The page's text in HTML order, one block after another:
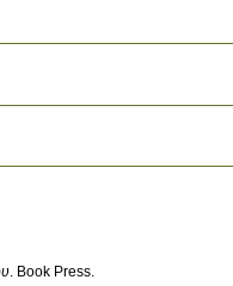
. Book Press.